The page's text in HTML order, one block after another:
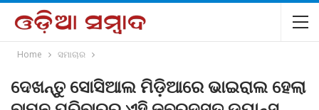
Home ସମାଚାର
ଦେଖନ୍ତୁ ସୋସିଆଲ ମିଡ଼ିଆରେ ଭାଇରାଲ ହେଲା